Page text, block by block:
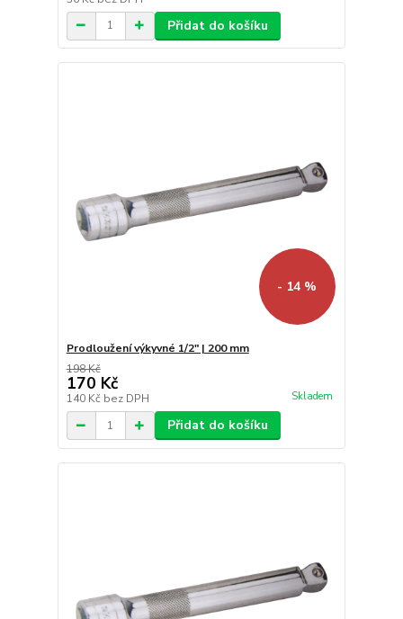
Přidat do košíku
- 14 %
Prodloužení výkyvné 1/2" | 200 mm
198 Kč
170 Kč
140 Kč bez DPH Skladem
Přidat do košíku